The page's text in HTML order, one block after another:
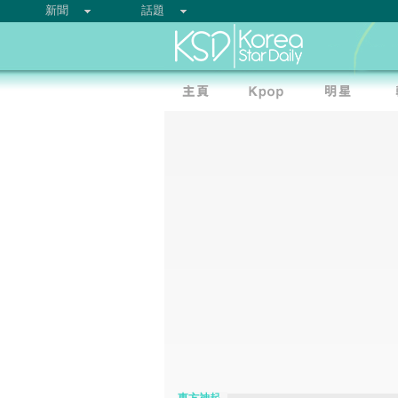
新聞 話題